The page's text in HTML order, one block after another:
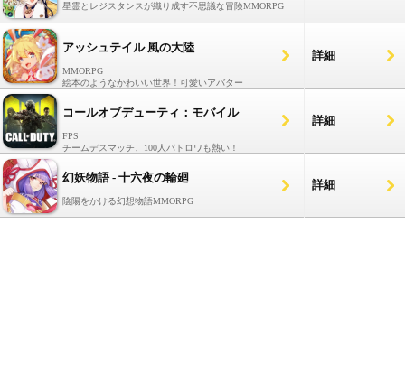
星霊とレジスタンスが織り成す不思議な冒険MMORPG
アッシュテイル 風の大陸
MMORPG
絵本のようなかわいい世界！可愛いアバター
詳細
コールオブデューティ：モバイル
FPS
チームデスマッチ、100人バトロワも熱い！
詳細
幻妖物語 - 十六夜の輪廻
陰陽をかける幻想物語MMORPG
詳細